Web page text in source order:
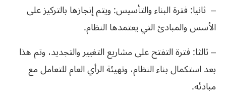
– ثانيا: فترة البناء والتأسيس: ويتم إنجازها بالتركيز على
الأسس والمبادئ التي يعتمدها النظام.
– ثالثا: فترة التفتح على مشاريع التغيير والتجديد، وتم هذا
بعد استكمال بناء النظام، وتهيئة الرأي العام للتعامل مع
مبادئه.